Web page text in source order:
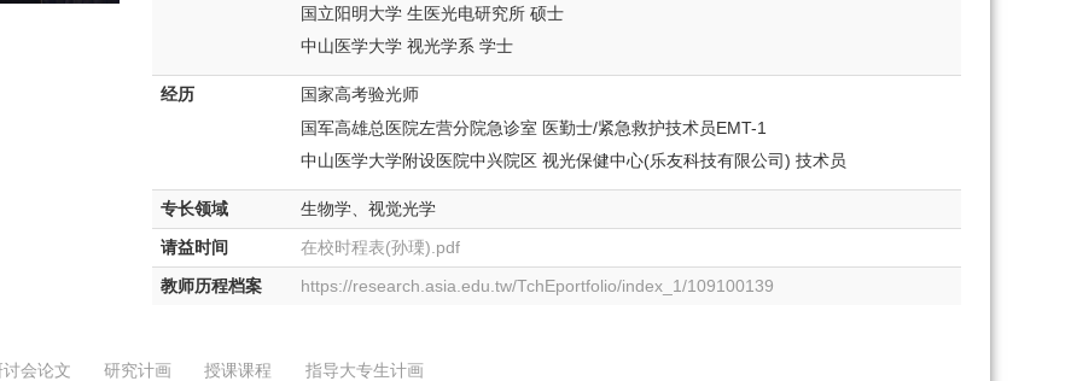
国立阳明大学 生医光电研究所 硕士
中山医学大学 视光学系 学士
经历
国家高考验光师
国军高雄总医院左营分院急诊室 医勤士/紧急救护技术员EMT-1
中山医学大学附设医院中兴院区 视光保健中心(乐友科技有限公司) 技术员
专长领域 生物学、视觉光学
请益时间 在校时程表(孙瑮).pdf
教师历程档案 https://research.asia.edu.tw/TchEportfolio/index_1/109100139
讨会论文 研究计画 授课课程 指导大专生计画